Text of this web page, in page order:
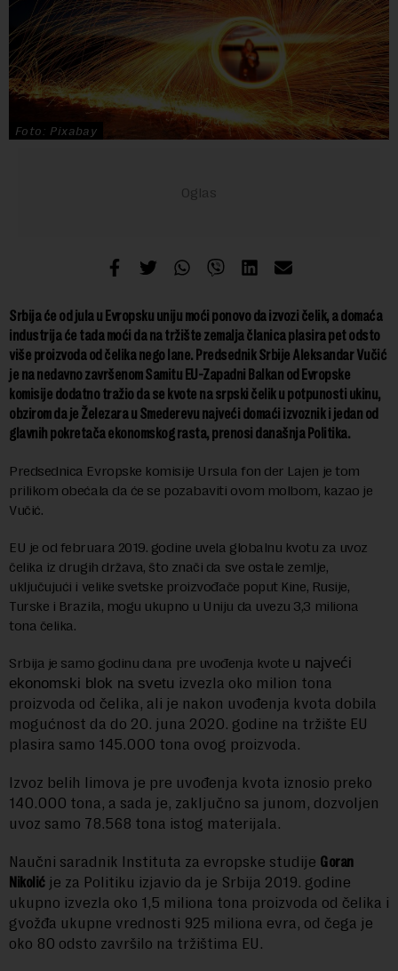
Foto: Pixabay
Srbija će od jula u Evropsku uniju moći ponovo da izvozi čelik, a domaća
industrija će tada moći da na tržište zemalja članica plasira pet odsto
više proizvoda od čelika nego lane. Predsednik Srbije Aleksandar Vučić
je na nedavno završenom Samitu EU-Zapadni Balkan od Evropske
komisije dodatno tražio da se kvote na srpski čelik u potpunosti ukinu,
obzirom da je Železara u Smederevu najveći domaći izvoznik i jedan od
glavnih pokretača ekonomskog rasta, prenosi današnja Politika.
Predsednica Evropske komisije Ursula fon der Lajen je tom
prilikom obećala da će se pozabaviti ovom molbom, kazao je
Vučić.
EU je od februara 2019. godine uvela globalnu kvotu za uvoz
čelika iz drugih država, što znači da sve ostale zemlje,
uključujući i velike svetske proizvođače poput Kine, Rusije,
Turske i Brazila, mogu ukupno u Uniju da uvezu 3,3 miliona
tona čelika.
Srbija je samo godinu dana pre uvođenja kvote u najveći
ekonomski blok na svetu izvezla oko milion tona
proizvoda od čelika, ali je nakon uvođenja kvota dobila
mogućnost da do 20. juna 2020. godine na tržište EU
plasira samo 145.000 tona ovog proizvoda.
Izvoz belih limova je pre uvođenja kvota iznosio preko
140.000 tona, a sada je, zaključno sa junom, dozvoljen
uvoz samo 78.568 tona istog materijala.
Naučni saradnik Instituta za evropske studije Goran
Nikolićje za Politiku izjavio da je Srbija 2019. godine
ukupno izvezla oko 1,5 miliona tona proizvoda od čelika i
gvožđa ukupne vrednosti 925 miliona evra, od čega je
oko 80 odsto završilo na tržištima EU.